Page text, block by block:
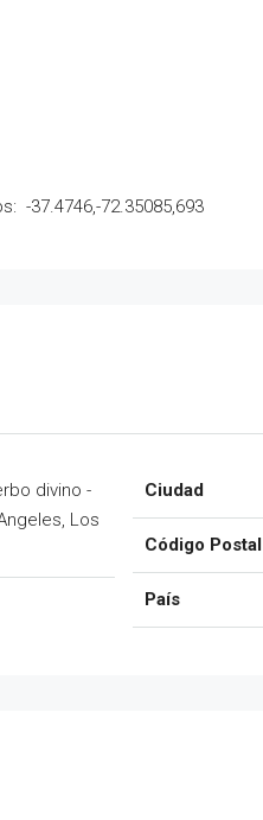
-37.4746,-72.35085,693
divino -
Los
Ciudad
Código Postal
País